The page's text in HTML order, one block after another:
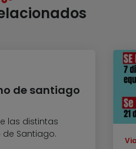
de santiago
las distintas
Santiago.